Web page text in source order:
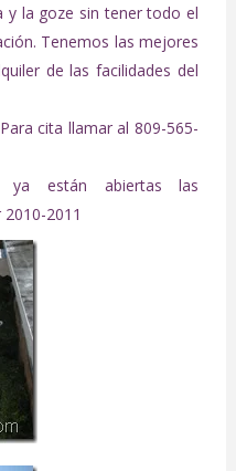
y la goze sin tener todo el
Tenemos las mejores
de las facilidades del
cita llamar al 809-565-
ya están abiertas las
2011